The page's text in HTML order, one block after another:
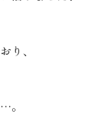
り、
。